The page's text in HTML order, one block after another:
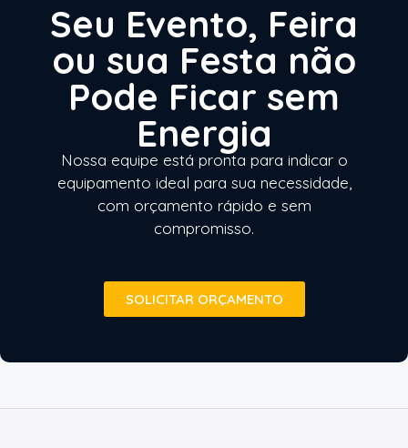
Seu Evento, Feira
ou sua Festa não
Pode Ficar sem
Energia
Nossa equipe está pronta para indicar o
equipamento ideal para sua necessidade,
com orçamento rápido e sem
compromisso.
SOLICITAR ORÇAMENTO